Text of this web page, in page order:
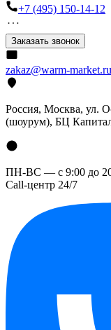
+7 (495) 150-14-12
Заказать звонок
zakaz@warm-market.ru
Россия, Москва, ул.
(шоурум), БЦ
ПН-ВС — с 9:00 до
Call-центр 24/7